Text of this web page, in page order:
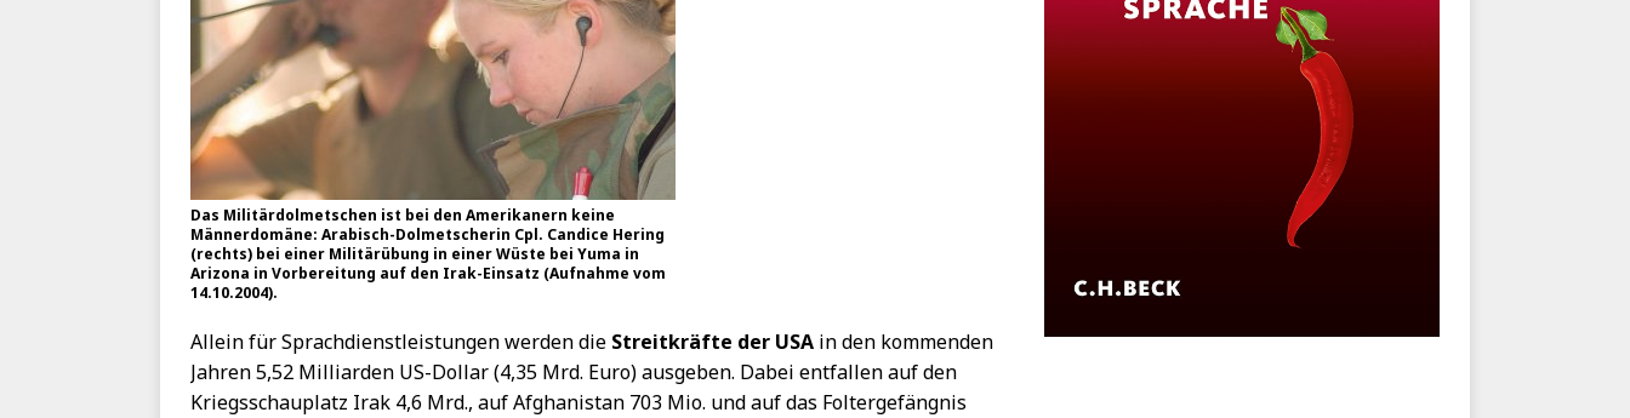
Das Militärdolmetschen ist bei den Amerikanern keine
Männerdomäne: Arabisch-Dolmetscherin Cpl. Candice Hering
(rechts) bei einer Militärübung in einer Wüste bei Yuma in
Arizona in Vorbereitung auf den Irak-Einsatz (Aufnahme vom
14.10.2004).
Allein für Sprachdienstleistungen werden die Streitkräfte der USA in den kommenden
Jahren 5,52 Milliarden US-Dollar (4,35 Mrd. Euro) ausgeben. Dabei entfallen auf den
Kriegsschauplatz Irak 4,6 Mrd., auf Afghanistan 703 Mio. und auf das Foltergefängnis